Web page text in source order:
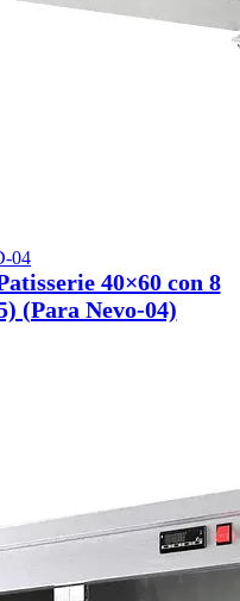
04
40×60 con 8
(Para Nevo-04)